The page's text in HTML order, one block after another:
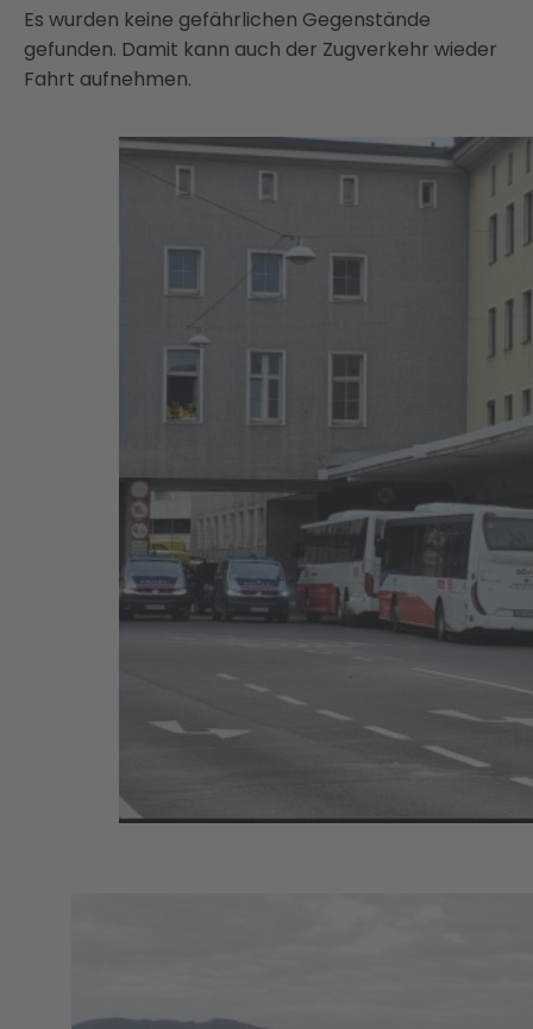
Es wurden keine gefährlichen Gegenstände
gefunden. Damit kann auch der Zugverkehr wieder
Fahrt aufnehmen.